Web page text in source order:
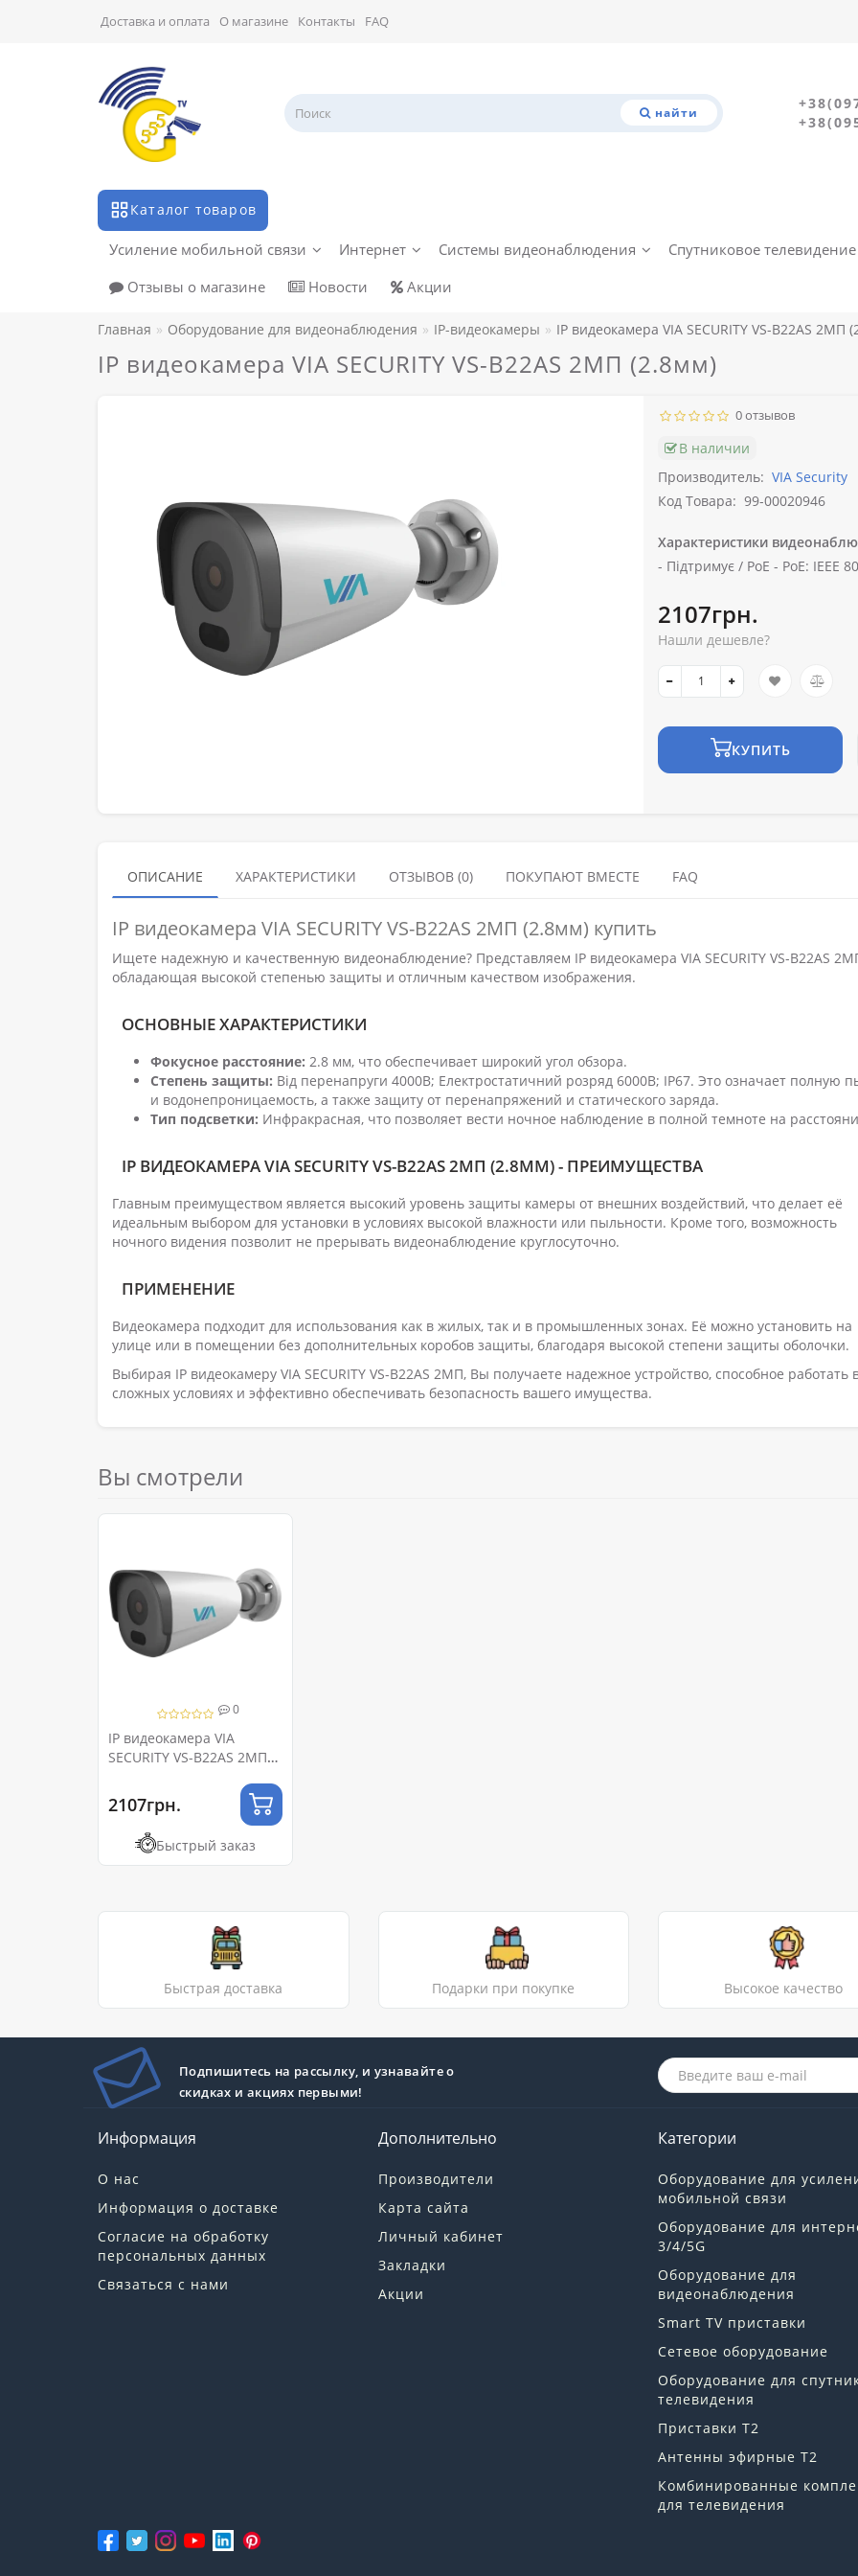
Доставка и оплата О магазине Контакты FAQ
найти
Каталог товаров
Усиление мобильной связи Интернет Системы видеонаблюдения
Спутниковое телевидение
Отзывы о магазине
Новости Акции
Главная Оборудование для видеонаблюдения IP-видеокамеры IP видеокамера VIA SECURITY VS-B22AS 2МП
IP видеокамера VIA SECURITY VS-B22AS 2МП (2.8мм)
0 отзывов
В наличии
Производитель: VIA Security
Код Товара: 99-00020946
Характеристики
- Підтримує / PoE - PoE: IEEE
2107грн.
Нашли дешевле?
КУПИТЬ
ОПИСАНИЕ ХАРАКТЕРИСТИКИ ОТЗЫВОВ (0) ПОКУПАЮТ ВМЕСТЕ FAQ
IP видеокамера VIA SECURITY VS-B22AS 2МП (2.8мм) купить
Ищете надежную и качественную видеонаблюдение? Представляем IP видеокамера VIA SECURITY VS-B22AS
обладающая высокой степенью защиты и отличным качеством изображения.
ОСНОВНЫЕ ХАРАКТЕРИСТИКИ
Фокусное расстояние: 2.8 мм, что обеспечивает широкий угол обзора.
Степень защиты: Від перенапруги 4000В; Електростатичний розряд 6000В; IP67. Это означает полную
и водонепроницаемость, а также защиту от перенапряжений и статического заряда.
Тип подсветки: Инфракрасная, что позволяет вести ночное наблюдение в полной темноте на
IP ВИДЕОКАМЕРА VIA SECURITY VS-B22AS 2МП (2.8ММ) - ПРЕИМУЩЕСТВА
Главным преимуществом является высокий уровень защиты камеры от внешних воздействий, что делает её
идеальным выбором для установки в условиях высокой влажности или пыльности. Кроме того, возможность
ночного видения позволит не прерывать видеонаблюдение круглосуточно.
ПРИМЕНЕНИЕ
Видеокамера подходит для использования как в жилых, так и в промышленных зонах. Её можно установить на
улице или в помещении без дополнительных коробов защиты, благодаря высокой степени защиты оболочки.
Выбирая IP видеокамеру VIA SECURITY VS-B22AS 2МП, Вы получаете надежное устройство, способное работать
сложных условиях и эффективно обеспечивать безопасность вашего имущества.
Вы смотрели
0
IP видеокамера VIA
SECURITY VS-B22AS 2МП
2107грн.
Быстрый заказ
Быстрая доставка Подарки при покупке Высокое качество
Подпишитесь на рассылку, и узнавайте о
скидках и акциях первыми!
Информация
О нас
Информация о доставке
Согласие на обработку
персональных данных
Связаться с нами
Дополнительно
Производители
Карта сайта
Личный кабинет
Закладки
Акции
Категории
Оборудование для
мобильной связи
Оборудование для
3/4/5G
Оборудование для
видеонаблюдения
Smart TV приставки
Сетевое оборудование
Оборудование для
телевидения
Приставки Т2
Антенны эфирные Т2
Комбинированные
для телевидения